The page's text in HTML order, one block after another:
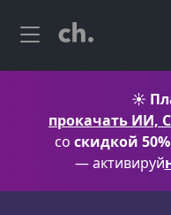
☀️
прокачать ИИ,
со скидкой 50%
— активируй